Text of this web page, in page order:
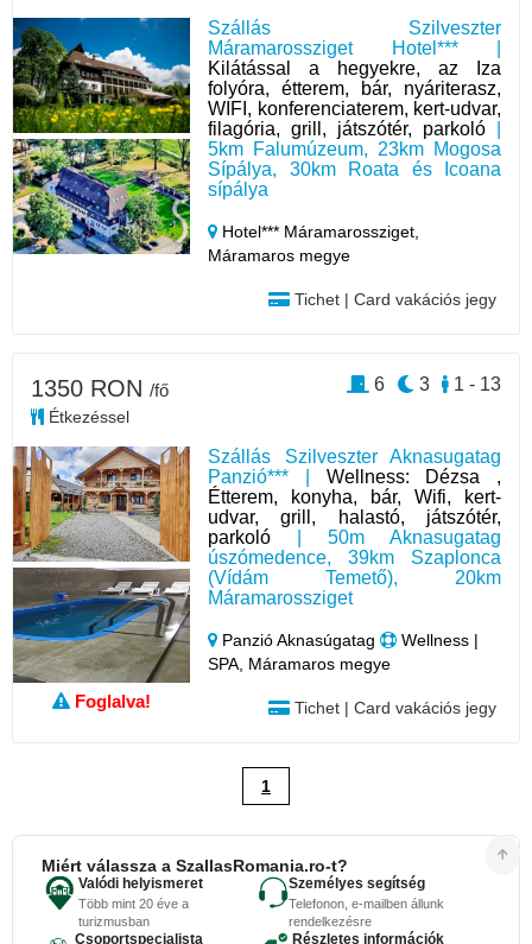
Szállás Szilveszter
Máramarossziget Hotel*** |
Kilátással a hegyekre, az Iza
folyóra, étterem, bár, nyáriterasz,
WIFI, konferenciaterem, kert-udvar,
filagória, grill, játszótér, parkoló
5km Falumúzeum, 23km Mogosa
Sípálya, 30km Roata és Icoana
sípálya
Hotel*** Máramarossziget,
Máramaros megye
Tichet | Card vakációs jegy
Foglalva!
Szállás Szilveszter Aknasugatag
Panzió*** | Wellness: Dézsa ,
Étterem, konyha, bár, Wifi, kert-
udvar, grill, halastó, játszótér,
parkoló | 50m Aknasugatag
úszómedence, 39km Szaplonca
(Vídám Temető), 20km
Máramarossziget
Panzió Aknasúgatag
Wellness |
SPA, Máramaros megye
Tichet | Card vakációs jegy
1350 RON /fő
Étkezéssel
1 - 13
3
6
1
Miért válassza a SzallasRomania.ro-t?
Valódi helyismeret
Több mint 20 éve a
turizmusban
Személyes segítség
Telefonon, e-mailben állunk
rendelkezésre
Csoportspecialista Részletes információk